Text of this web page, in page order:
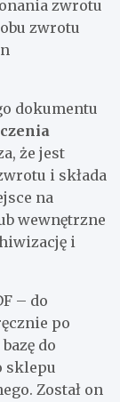
zwrotu
zwrotu
dokumentu
że jest
i składa
na
wewnętrzne
i
– do
po
do
sklepu
Został on